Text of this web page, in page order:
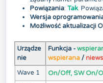
Powiązania: Tak.
Wersja
Możliwość aktualizacji
Urządze
nie
Funkcja -
wspierana/
Wave 1
On/Off, SW On/